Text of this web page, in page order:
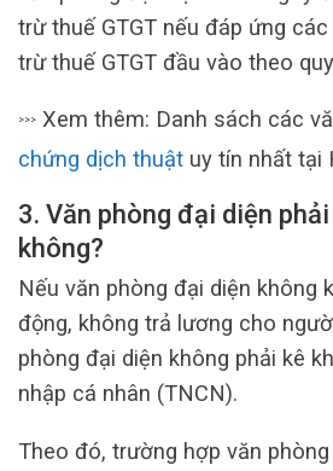
trừ thuế GTGT nếu đáp ứng
trừ thuế GTGT đầu vào theo
>>> Xem thêm: Danh sách các
chứng dịch thuật uy tín nhất tại
3. Văn phòng đại diện
không?
Nếu văn phòng đại diện không
động, không trả lương cho
phòng đại diện không phải kê
nhập cá nhân (TNCN).
Theo đó, trường hợp văn